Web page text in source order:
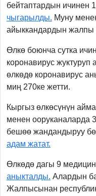
бейтаптардын ичинен
чыгарылды. Муну
айыккандардын жалпы
Өлкө боюнча сутка
коронавирус жуктуруп
өлкөдө коронавирус
миң 270ке жетти.
Кыргыз өлкөсүнүн
менен ооруканаларда
бешөө жандандыруу
адам жатат.
Өлкөдө дагы 9
аныкталды. Алардын
Жалпысынан